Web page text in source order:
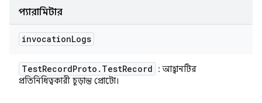
প্যারামিটার
invocationLogs
TestRecordProto . TestRecord
: আহ্বানটির
প্রতিনিধিত্বকারী চূড়ান্ত প্রোটো।